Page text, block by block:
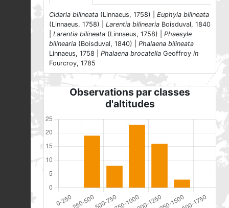
Cidaria bilineata (Linnaeus, 1758) | Euphyia bilineata
(Linnaeus, 1758) | Larentia bilinearia Boisduval, 1840
Larentia bilineata (Linnaeus, 1758) | Phaesyle
bilinearia (Boisduval, 1840) | Phalaena bilineata
Linnaeus, 1758 | Phalaena brocatella Geoffroy in
Fourcroy, 1785
Observations par classes
d'altitudes